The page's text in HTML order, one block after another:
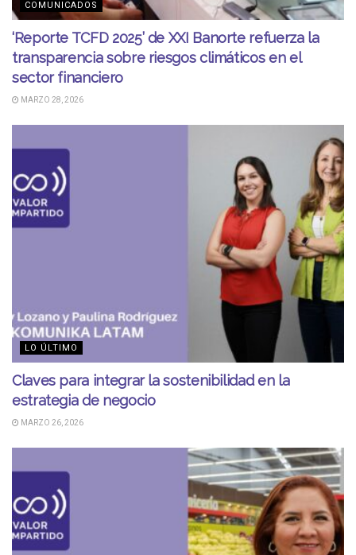
COMUNICADOS
‘Reporte TCFD 2025’ de XXI Banorte refuerza la
transparencia sobre riesgos climáticos en el
sector financiero
MARZO 28, 2026
LO ÚLTIMO
Claves para integrar la sostenibilidad en la
estrategia de negocio
MARZO 26, 2026